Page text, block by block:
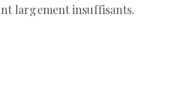
largement insuffisants.